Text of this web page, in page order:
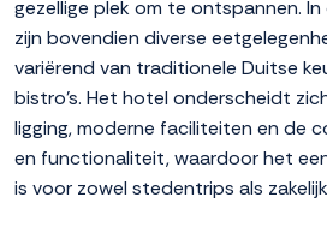
gezellige plek om te ontspannen.
zijn bovendien diverse
variërend van traditionele Duitse
bistro's. Het hotel onderscheidt
ligging, moderne faciliteiten en de
en functionaliteit, waardoor het
is voor zowel stedentrips als